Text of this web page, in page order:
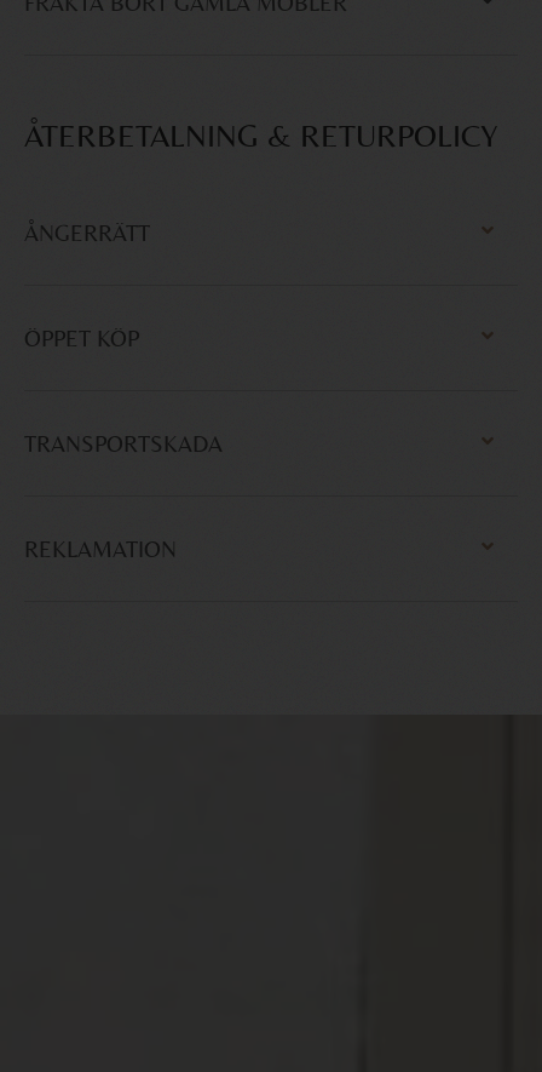
ÅTERBETALNING & RETURPOLICY
ÅNGERRÄTT
ÖPPET KÖP
TRANSPORTSKADA
REKLAMATION